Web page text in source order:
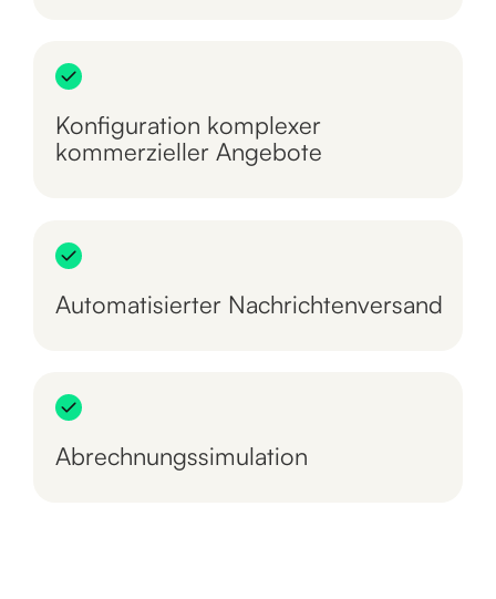
Konfiguration komplexer
kommerzieller Angebote
Automatisierter Nachrichtenversand
Abrechnungssimulation